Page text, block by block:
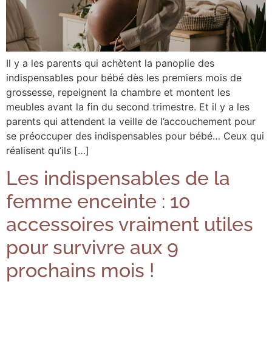
Il y a les parents qui achètent la panoplie des
indispensables pour bébé dès les premiers mois de
grossesse, repeignent la chambre et montent les
meubles avant la fin du second trimestre. Et il y a les
parents qui attendent la veille de l’accouchement pour
se préoccuper des indispensables pour bébé… Ceux qui
réalisent qu’ils […]
Les indispensables de la
femme enceinte : 10
accessoires vraiment utiles
pour survivre aux 9
prochains mois !